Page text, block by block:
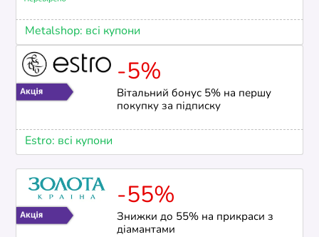
Metalshop: всі купони
-5%
Вітальний бонус 5% на першу
покупку за підписку
Estro: всі купони
-55%
Знижки до 55% на прикраси з
діамантами